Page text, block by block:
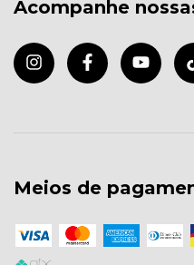
Acompanhe
Meios de